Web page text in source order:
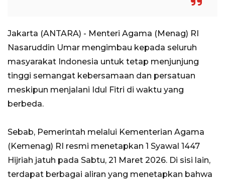
Jakarta (ANTARA) - Menteri Agama (Menag) RI
Nasaruddin Umar mengimbau kepada seluruh
masyarakat Indonesia untuk tetap menjunjung
tinggi semangat kebersamaan dan persatuan
meskipun menjalani Idul Fitri di waktu yang
berbeda.
Sebab, Pemerintah melalui Kementerian Agama
(Kemenag) RI resmi menetapkan 1 Syawal 1447
Hijriah jatuh pada Sabtu, 21 Maret 2026. Di sisi lain,
terdapat berbagai aliran yang menetapkan bahwa